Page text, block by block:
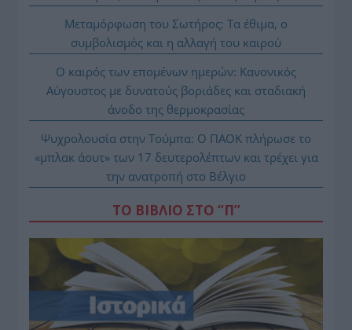
Μεταμόρφωση του Σωτήρος: Τα έθιμα, ο
συμβολισμός και η αλλαγή του καιρού
Ο καιρός των επομένων ημερών: Κανονικός
Αύγουστος με δυνατούς βοριάδες και σταδιακή
άνοδο της θερμοκρασίας
Ψυχρολουσία στην Τούμπα: Ο ΠΑΟΚ πλήρωσε το
«μπλακ άουτ» των 17 δευτερολέπτων και τρέχει για
την ανατροπή στο Βέλγιο
ΤΟ ΒΙΒΛΙΟ ΣΤΟ “Π”